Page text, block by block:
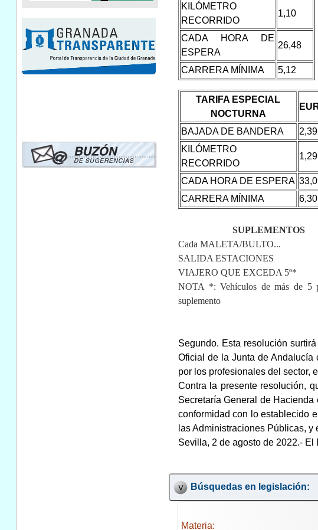
KILÓMETRO
RECORRIDO
1,10
CADA HORA DE
ESPERA
26,48
CARRERA MÍNIMA 5,12
TARIFA ESPECIAL
NOCTURNA
BAJADA DE BANDERA
2,39
KILÓMETRO
RECORRIDO
1,29
CADA HORA DE ESPERA
CARRERA MÍNIMA
6,30
SUPLEMENTOS
Cada MALETA/BULTO...
SALIDA ESTACIONES
VIAJERO QUE EXCEDA 5º*
NOTA *: Vehículos de más de 5
suplemento
Segundo. Esta resolución
Oficial de la Junta de Andalucía
por los profesionales del sector,
Contra la presente resolución,
Secretaría General de
conformidad con lo establecido
las Administraciones Públicas,
Sevilla, 2 de agosto de 2022.-
Búsquedas en legislación:
Materia: